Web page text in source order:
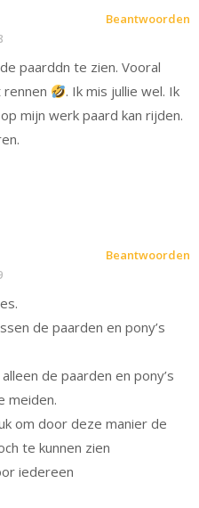
paarddn te zien. Vooral
rennen
. Ik mis jullie wel. Ik
mijn werk paard kan rijden.
Beantwoorden
de paarden en pony’s
de paarden en pony’s
meiden.
om door deze manier de
te kunnen zien
iedereen
Beantwoorden